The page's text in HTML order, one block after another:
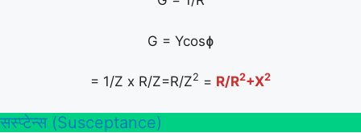
G = Ycosɸ
= 1/Z x R/Z=R/Z2 = R/R2+X2
सस्प्टेन्स (Susceptance)